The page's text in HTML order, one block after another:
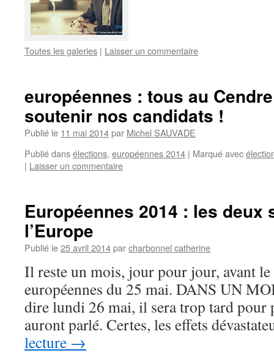
Toutes les galeries | Laisser un commentaire
européennes : tous au
soutenir nos candidats !
Publié le 11 mai 2014par Michel SAUVADE
Publié dansélections, européennes 2014 | Marqué avec
| Laisser un commentaire
Européennes 2014 : les deux
l’Europe
Publié le25 avril 2014parcharbonnel catherine
Il reste un mois, jour pour jour, avant
européennes du 25 mai. DANS UN
dire lundi 26 mai, il sera trop tard pour
auront parlé. Certes, les effets
lecture →